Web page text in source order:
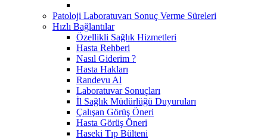
Patoloji Laboratuvarı Sonuç Verme Süreleri
Hızlı Bağlantılar
Özellikli Sağlık Hizmetleri
Hasta Rehberi
Nasıl Giderim ?
Hasta Hakları
Randevu Al
Laboratuvar Sonuçları
İl Sağlık Müdürlüğü Duyuruları
Çalışan Görüş Öneri
Hasta Görüş Öneri
Haseki Tıp Bülteni